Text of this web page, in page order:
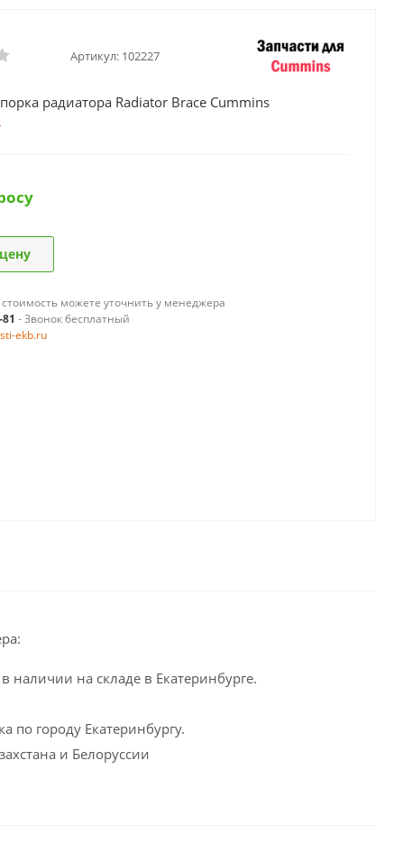
Артикул: 102227
радиатора Radiator Brace Cummins
можете уточнить у менеджера
- Звонок бесплатный
ekb.ru
наличии на складе в Екатеринбурге.
по городу Екатеринбургу.
и Белоруссии